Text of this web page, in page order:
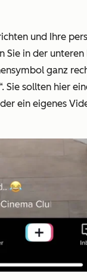
und Ihre
Sie in der
ganz
“. Sie sollten hier
ein eigenes